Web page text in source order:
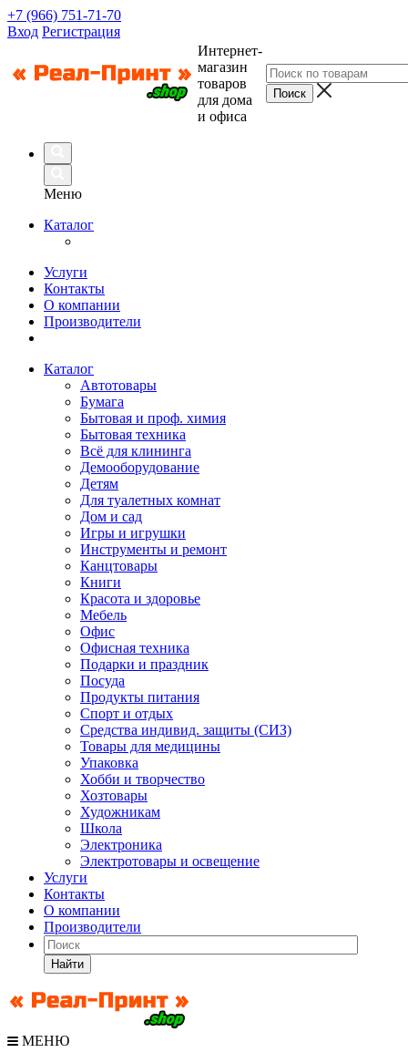
+7 (966) 751-71-70
Вход Регистрация
Интернет-
магазин
товаров
для дома
и офиса
Меню
Каталог
Услуги
Контакты
О компании
Производители
Каталог
Автотовары
Бумага
Бытовая и проф. химия
Бытовая техника
Всё для клининга
Демооборудование
Детям
Для туалетных комнат
Дом и сад
Игры и игрушки
Инструменты и ремонт
Канцтовары
Книги
Красота и здоровье
Мебель
Офис
Офисная техника
Подарки и праздник
Посуда
Продукты питания
Спорт и отдых
Средства индивид. защиты (СИЗ)
Товары для медицины
Упаковка
Хобби и творчество
Хозтовары
Художникам
Школа
Электроника
Электротовары и освещение
Услуги
Контакты
О компании
Производители
Найти
МЕНЮ